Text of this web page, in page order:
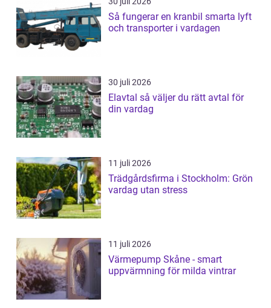
Så fungerar en kranbil smarta lyft
och transporter i vardagen
30 juli 2026
Elavtal så väljer du rätt avtal för
din vardag
11 juli 2026
Trädgårdsfirma i Stockholm: Grön
vardag utan stress
11 juli 2026
Värmepump Skåne - smart
uppvärmning för milda vintrar